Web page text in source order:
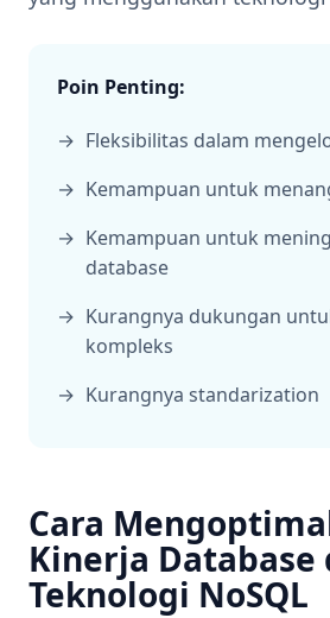
Poin Penting:
Fleksibilitas dalam
Kemampuan untuk
Kemampuan untuk
database
Kurangnya dukungan
kompleks
Kurangnya standarization
Cara
Kinerja Database
Teknologi NoSQL